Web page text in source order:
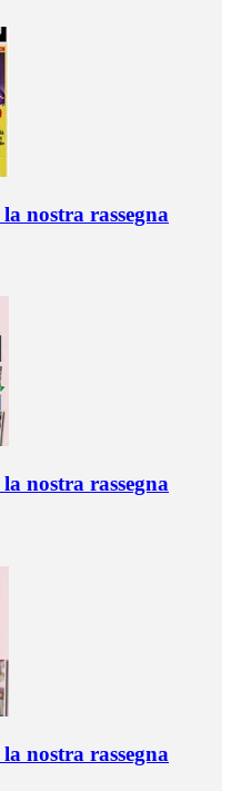
nostra rassegna
nostra rassegna
nostra rassegna